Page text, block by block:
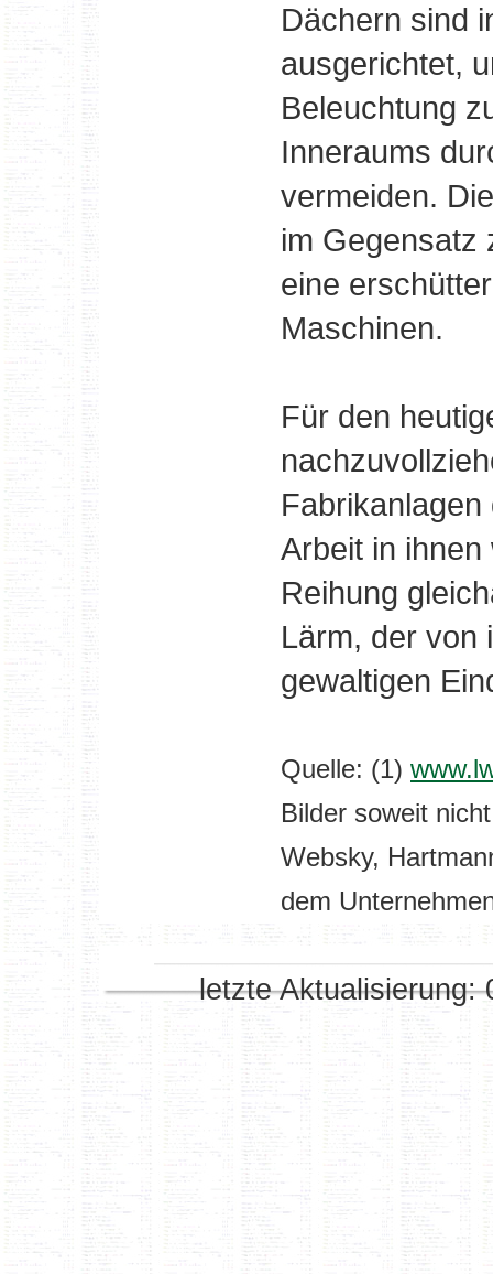
Dächern sind
ausgerichtet,
Beleuchtung
Inneraums
vermeiden.
im Gegensatz
eine
Maschinen.
Für den
Arbeit in ihnen
Reihung
Lärm, der von
gewaltigen
Quelle: (1)
Bilder soweit
Websky,
dem
letzte Aktualisierung: